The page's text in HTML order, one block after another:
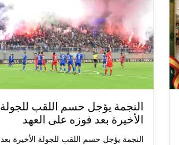
النجمة يؤجل حسم اللقب للجولة
الأخيرة بعد فوزه على العهد
النجمة يؤجل حسم اللقب للجولة الأخيرة بعد